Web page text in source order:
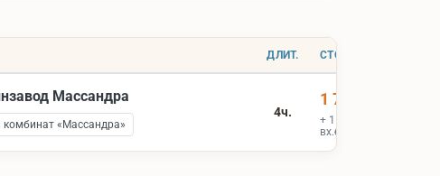
ДЛИТ. СТОИМОСТЬ
Массандра
комбинат «Массандра»
4ч.
1 700 ₽
+ 1 900 ₽
вх.билеты